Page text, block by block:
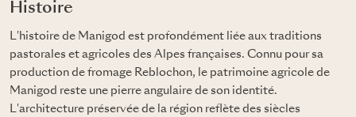
Histoire
L'histoire de Manigod est profondément liée aux traditions
pastorales et agricoles des Alpes françaises. Connu pour sa
production de fromage Reblochon, le patrimoine agricole de
Manigod reste une pierre angulaire de son identité.
L'architecture préservée de la région reflète des siècles